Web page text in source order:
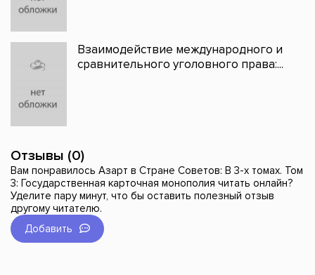
Взаимодействие международного и
сравнительного уголовного права:...
Отзывы (0)
Вам понравилось Азарт в Стране Советов: В 3-х томах. Том
3: Государственная карточная монополия читать онлайн?
Уделите пару минут, что бы оставить полезный отзыв
другому читателю.
Добавить